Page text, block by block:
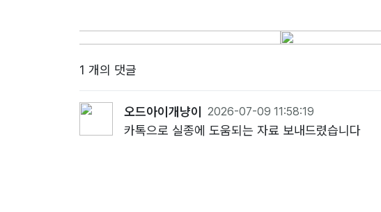
1 개의 댓글
오드아이개냥이 2026-07-09 11:58:19
카톡으로 실종에 도움되는 자료 보내드렸습니다